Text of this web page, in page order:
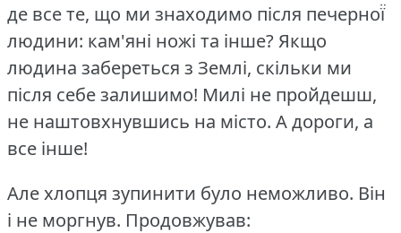
де все те, що ми знаходимо після печерної̈
людини: кам'яні ножі та інше?Якщо
людина забереться з Землі, скільки ми
після себе залишимо! Милі не пройдешш,
не наштовхнувшись на місто. А дороги, а
все інше!
Але хлопця зупинити було неможливо. Він
і не моргнув. Продовжував: